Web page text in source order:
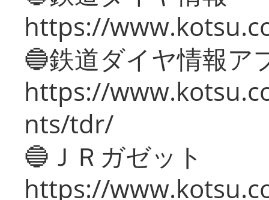
https://
🔵鉄道ダイヤ情報ア
https://
nts/tdr/
🔵ＪＲガゼット
https://